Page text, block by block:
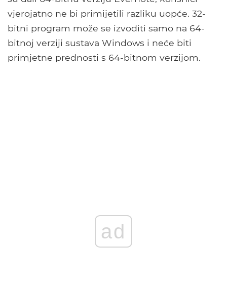
vjerojatno ne bi primijetili razliku uopće. 32-
bitni program može se izvoditi samo na 64-
bitnoj verziji sustava Windows i neće biti
primjetne prednosti s 64-bitnom verzijom.
ad